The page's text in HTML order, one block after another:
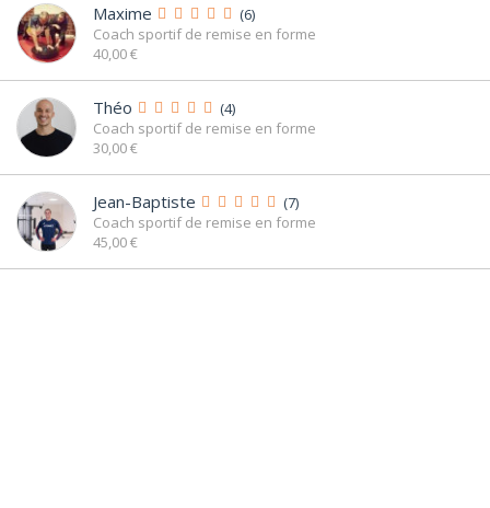
Maxime
(6)
Coach sportif de remise en forme
40,00 €
Théo
(4)
Coach sportif de remise en forme
30,00 €
Jean-Baptiste
(7)
Coach sportif de remise en forme
45,00 €